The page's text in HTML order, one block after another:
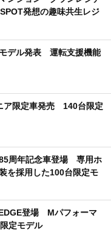
発想の趣味共生レジ
デル発表 運転支援機能
ア限定車発売 140台限定
周年記念車登場 専用ホ
を採用した100台限定モ
登場 Mパフォーマ
定モデル